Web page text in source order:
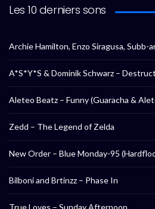
Les 10 derniers sons
Archie Hamilton, Enzo Siragusa, Subb-
A*S*Y*S & Dominik Schwarz –
Aleteo Beatz – Funny (Guaracha &
Zedd – The Legend of Zelda
New Order – Blue Monday-95
Bilboni and Brtinzz – Phase In